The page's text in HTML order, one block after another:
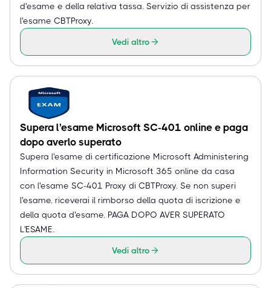
d'esame e della relativa tassa. Servizio di assistenza per
l'esame CBTProxy.
Vedi altro
Supera l'esame Microsoft SC-401 online e paga
dopo averlo superato
Supera l'esame di certificazione Microsoft Administering
Information Security in Microsoft 365 online da casa
con l'esame SC-401 Proxy di CBTProxy. Se non superi
l'esame, riceverai il rimborso della quota di iscrizione e
della quota d'esame. PAGA DOPO AVER SUPERATO
L'ESAME.
Vedi altro